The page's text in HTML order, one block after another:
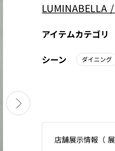
LUMINABELLA /
アイテムカテゴリ
シーン ダイニング
店舗展⽰情報（